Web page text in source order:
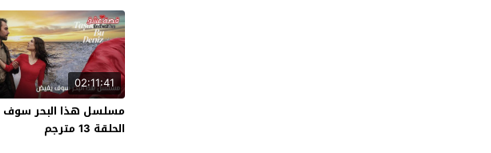
02:11:41
مسلسل هذا البحر
الحلقة 13 مترجم